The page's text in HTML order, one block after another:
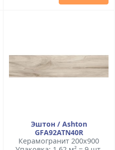
Эштон / Ashton
GFA92ATN40R
Керамогранит 200x900